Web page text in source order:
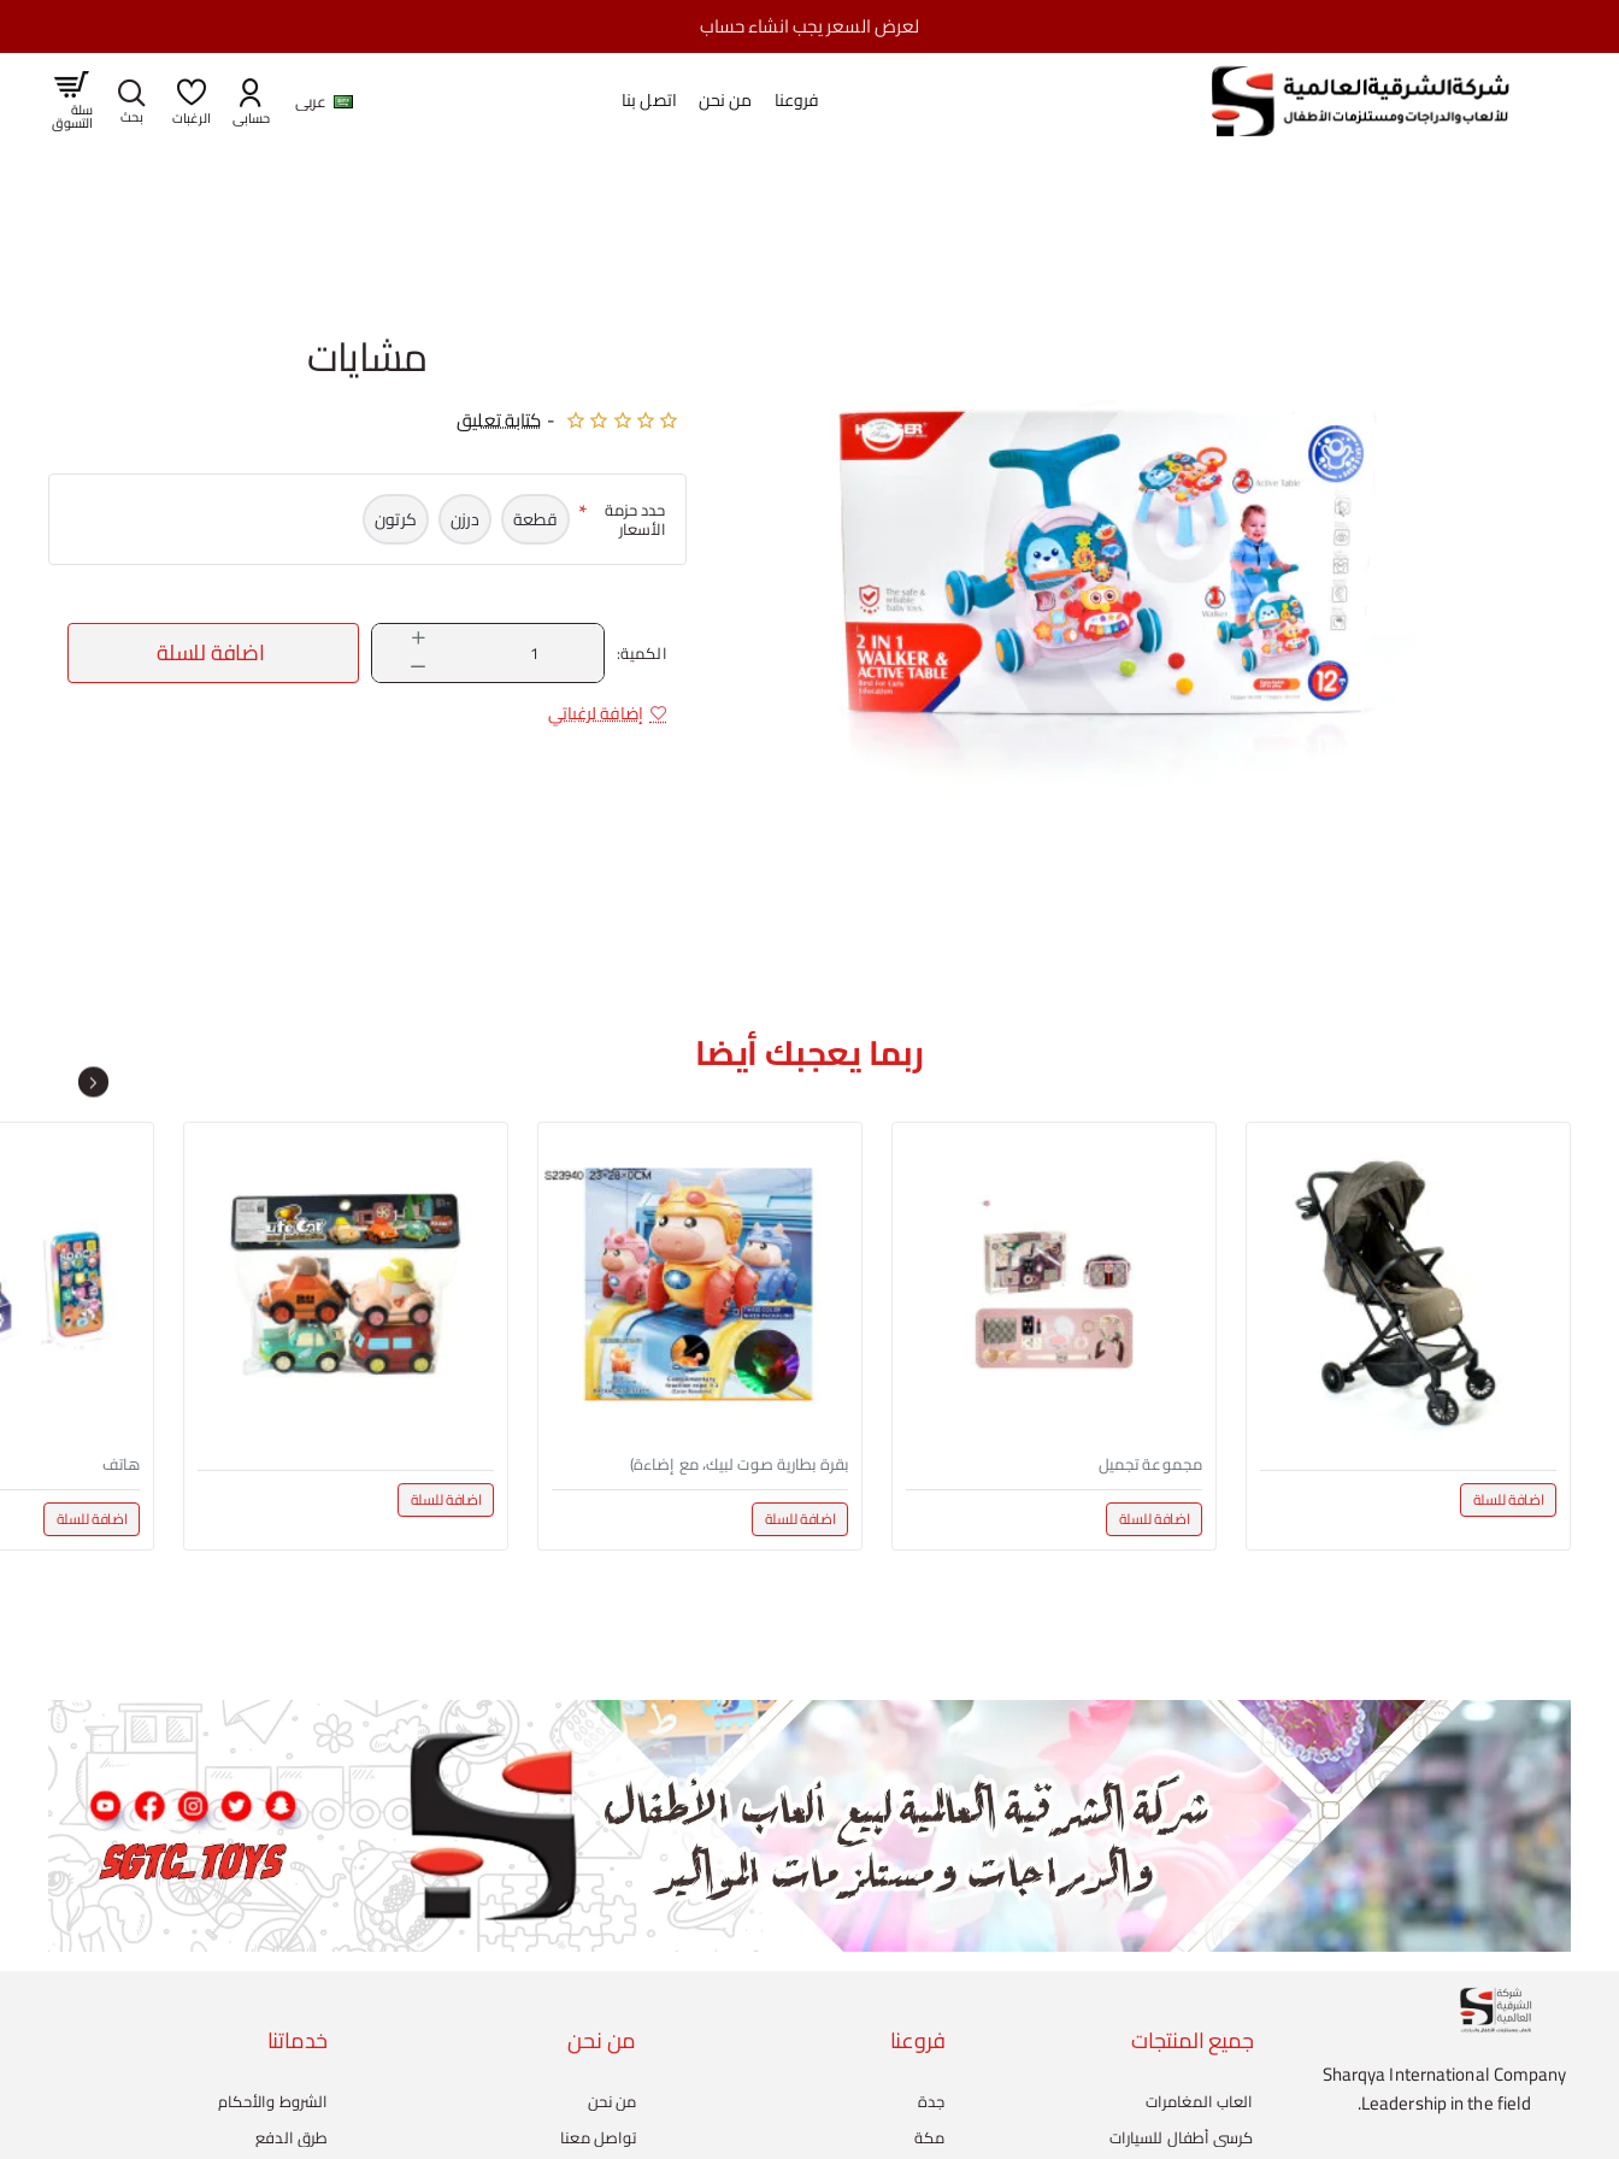
لعرض السعر يجب انشاء حساب
فروعنا من نحن اتصل بنا عربي
حسابى الرغبات سلة
التسوق
homeمشاية تعليمية مشايات
مشايات
- كتابة تعليق
حدد حزمة
الأسعار قطعة درزن كرتون
الكمية: اضافة للسلة
إضافة لرغباتي
ربما يعجبك أيضا
اضافة للسلة
مجموعة تجميل
اضافة للسلة
بقرة بطارية صوت لبيك، مع إضاءة)
اضافة للسلة
اضافة للسلة
هاتف
اضافة للسلة
Sharqya International Company
Leadership in the field.
جميع المنتجات
العاب المغامرات
كرسي أطفال للسيارات
فروعنا
جدة
مكة
من نحن
من نحن
تواصل معنا
خدماتنا
الشروط والأحكام
طرق الدفع